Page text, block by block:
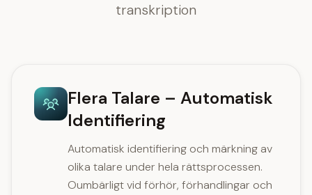
transkription
Flera Talare – Automatisk
Identifiering
Automatisk identifiering och märkning av
olika talare under hela rättsprocessen.
Oumbärligt vid förhör, förhandlingar och